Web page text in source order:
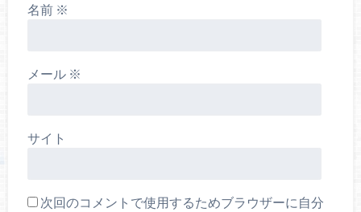
名前 ※
メール ※
サイト
次回のコメントで使用するためブラウザーに自分